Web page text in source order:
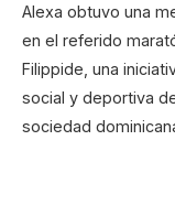
Alexa obtuvo una
en el referido
Filippide, una
social y deportiva
sociedad